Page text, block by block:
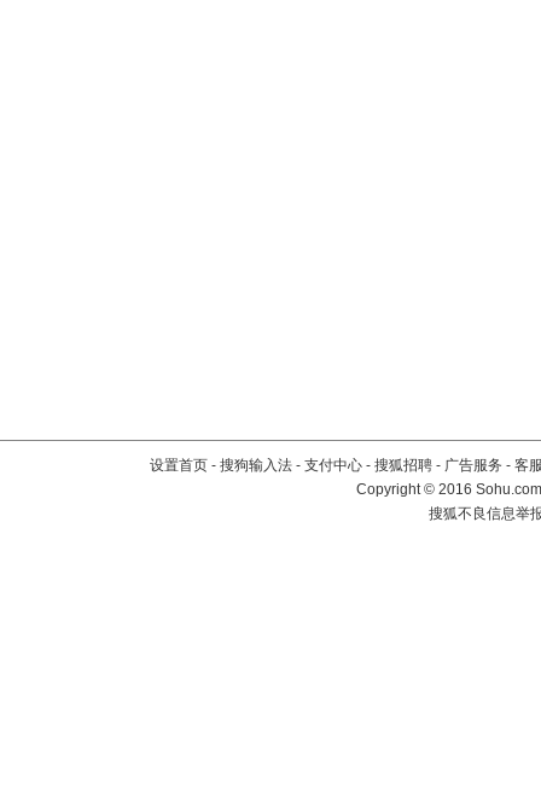
设置首页 - 搜狗输入法 - 支付中心 - 搜狐招聘 - 广告服务 - 客
Copyright©2016
搜狐不良信息举